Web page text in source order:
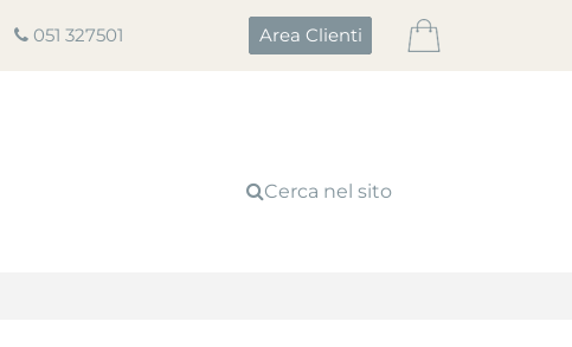
051 327501 Area Clienti
Cerca nel sito